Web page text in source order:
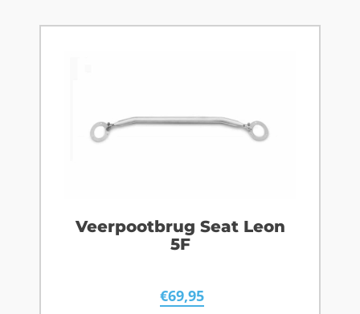
Veerpootbrug Seat Leon
5F
€69,95